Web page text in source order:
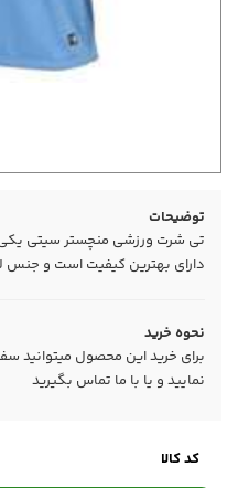
توضیحات
تی شرت ورزشی منچستر سیتی
دارای بهترین کیفیت است و جنس
نحوه خرید
برای خرید این محصول میتوانید
نمایید و یا با ما تماس بگیرید
کد کالا